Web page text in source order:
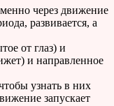
через движение
развивается, а
от глаз) и
и направленное
узнать в них
запускает